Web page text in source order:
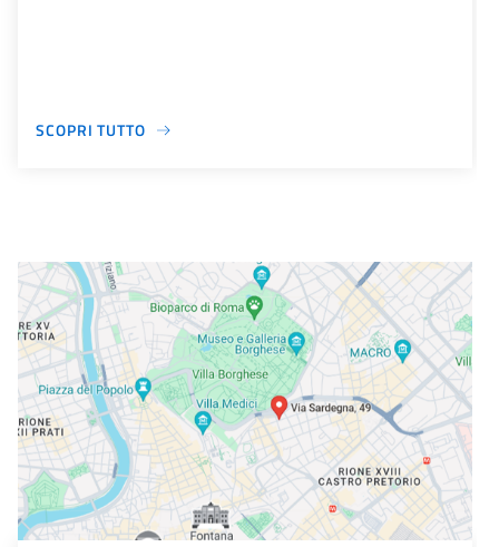
SCOPRI TUTTO